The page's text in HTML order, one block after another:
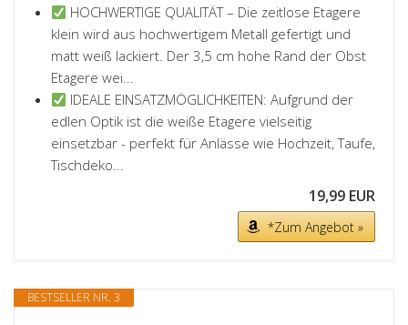
HOCHWERTIGE QUALITÄT – Die zeitlose Etagere
klein wird aus hochwertigem Metall gefertigt und
matt weiß lackiert. Der 3,5 cm hohe Rand der Obst
Etagere wei...
IDEALE EINSATZMÖGLICHKEITEN: Aufgrund der
edlen Optik ist die weiße Etagere vielseitig
einsetzbar - perfekt für Anlässe wie Hochzeit, Taufe,
Tischdeko...
19,99 EUR
*Zum Angebot »
BESTSELLER NR. 3